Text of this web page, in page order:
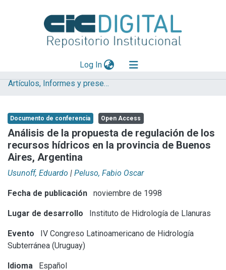
Log In(current)
Explorar
Aportar material
Statistics
Artículos, Informes y presentaciones en Congresos IHLLA
Documento de conferencia Open Access
Análisis de la propuesta de regulación de los
recursos hídricos en la provincia de Buenos
Aires, Argentina
Usunoff, Eduardo | Peluso, Fabio Oscar
Fecha de publicación noviembre de 1998
Lugar de desarrollo Instituto de Hidrología de Llanuras
Evento
IV Congreso Latinoamericano de Hidrología
Subterránea (Uruguay)
Idioma Español